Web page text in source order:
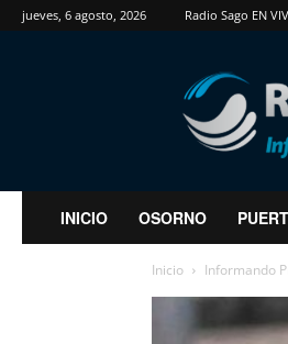
jueves, 6 agosto, 2026 Radio Sago EN
RadioSago
INICIO OSORNO
Inicio Informando